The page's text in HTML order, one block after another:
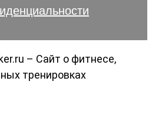
– Сайт о фитнесе,
тренировках